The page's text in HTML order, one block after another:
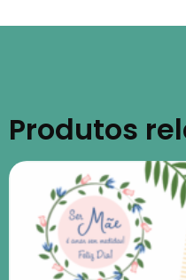
Produtos